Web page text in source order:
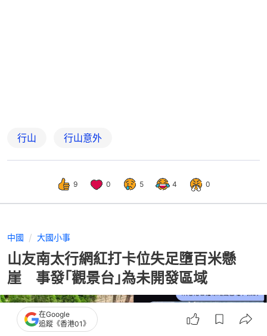
行山 行山意外
9 0 5 4 0
中國 大國小事
山友南太行網紅打卡位失足墮百米懸
崖 事發｢觀景台｣為未開發區域
在Google
追蹤《香港01》